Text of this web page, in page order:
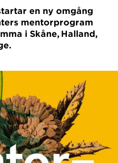
en ny omgång
mentorprogram
i Skåne, Halland,